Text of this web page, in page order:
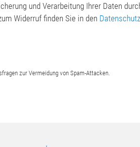
und Verarbeitung Ihrer Daten
Widerruf finden Sie in den
zur Vermeidung von Spam-Attacken.